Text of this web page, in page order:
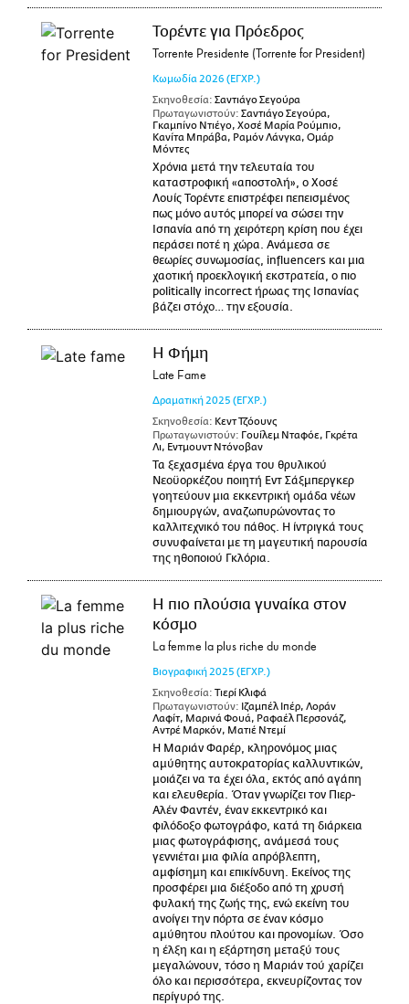
Τορέντε για Πρόεδρος
Torrente Presidente (Torrente for President)
Κωμωδία 2026 (ΕΓΧΡ.)
Σκηνοθεσία: Σαντιάγο Σεγούρα
Πρωταγωνιστούν: Σαντιάγο Σεγούρα,
Γκαμπίνο Ντιέγο, Χοσέ Μαρία Ρούμπιο,
Κανίτα Μπράβα, Ραμόν Λάνγκα, Ομάρ
Μόντες
Χρόνια μετά την τελευταία του
καταστροφική «αποστολή», ο Χοσέ
Λουίς Τορέντε επιστρέφει πεπεισμένος
πως μόνο αυτός μπορεί να σώσει την
Ισπανία από τη χειρότερη κρίση που έχει
περάσει ποτέ η χώρα. Ανάμεσα σε
θεωρίες συνωμοσίας, influencers και μια
χαοτική προεκλογική εκστρατεία, ο πιο
politically incorrect ήρωας της Ισπανίας
βάζει στόχο… την εξουσία.
Η Φήμη
Late Fame
Δραματική 2025 (ΕΓΧΡ.)
Σκηνοθεσία: Κεντ Τζόουνς
Πρωταγωνιστούν: Γουίλεμ Νταφόε, Γκρέτα
Λι, Εντμουντ Ντόνοβαν
Τα ξεχασμένα έργα του θρυλικού
Νεοϋορκέζου ποιητή Εντ Σάξμπεργκερ
γοητεύουν μια εκκεντρική ομάδα νέων
δημιουργών, αναζωπυρώνοντας το
καλλιτεχνικό του πάθος. Η ίντριγκά τους
συνυφαίνεται με τη μαγευτική παρουσία
της ηθοποιού Γκλόρια.
Η πιο πλούσια γυναίκα στον
κόσμο
La femme la plus riche du monde
Βιογραφική 2025 (ΕΓΧΡ.)
Σκηνοθεσία: Τιερί Κλιφά
Πρωταγωνιστούν: Ιζαμπέλ Ιπέρ, Λοράν
Λαφίτ, Μαρινά Φουά, Ραφαέλ Περσονάζ,
Αντρέ Μαρκόν, Ματιέ Ντεμί
Η Μαριάν Φαρέρ, κληρονόμος μιας
αμύθητης αυτοκρατορίας καλλυντικών,
μοιάζει να τα έχει όλα, εκτός από αγάπη
και ελευθερία. Όταν γνωρίζει τον Πιερ-
Αλέν Φαντέν, έναν εκκεντρικό και
φιλόδοξο φωτογράφο, κατά τη διάρκεια
μιας φωτογράφισης, ανάμεσά τους
γεννιέται μια φιλία απρόβλεπτη,
αμφίσημη και επικίνδυνη. Εκείνος της
προσφέρει μια διέξοδο από τη χρυσή
φυλακή της ζωής της, ενώ εκείνη του
ανοίγει την πόρτα σε έναν κόσμο
αμύθητου πλούτου και προνομίων. Όσο
η έλξη και η εξάρτηση μεταξύ τους
μεγαλώνουν, τόσο η Μαριάν τού χαρίζει
όλο και περισσότερα, εκνευρίζοντας τον
περίγυρό της.